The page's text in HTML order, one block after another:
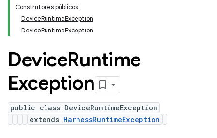
Construtores públicos
DeviceRuntimeException
DeviceRuntimeException
DeviceRuntime
Exception
public class DeviceRuntimeException
extends HarnessRuntimeException